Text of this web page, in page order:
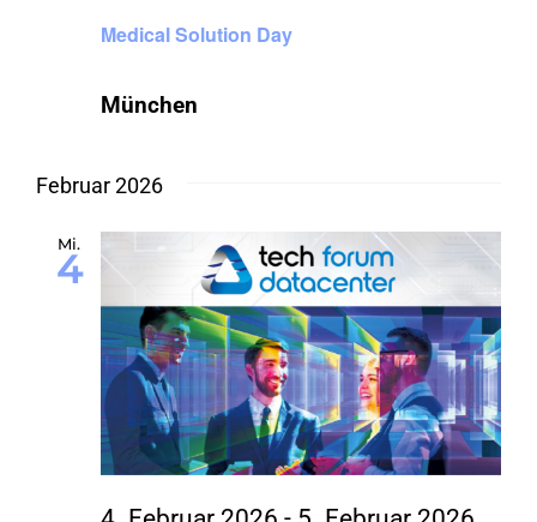
Medical Solution Day
München
Februar 2026
Mi.
4